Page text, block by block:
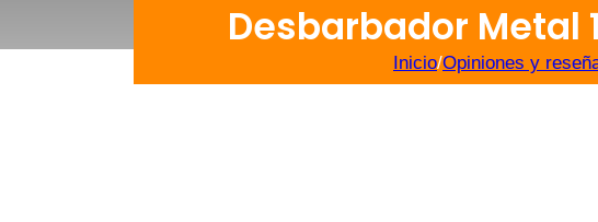
Desbarbador Metal
Inicio/Opiniones y